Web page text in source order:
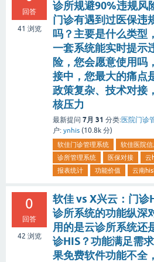
回答
41 浏览
诊所规避90%违规风
门诊有遇到过医保违
吗？主要是什么类型
一套系统能实时提示
险，您会愿意使用吗
接中，您最大的痛点
政策复杂、技术对接
核压力
最新提问 7月 31 分类:医院门诊
户: ynhis (10.8k 分)
软佳门诊管理系统
软佳医院
诊所管理系统
医保对接
云
报表统计
功能价值 云南
0
回答
42 浏览
软佳 vs X兴云：门诊
诊所系统的功能纵深
用的是云诊所系统还
诊HIS？功能满足需
果免费软件功能不全